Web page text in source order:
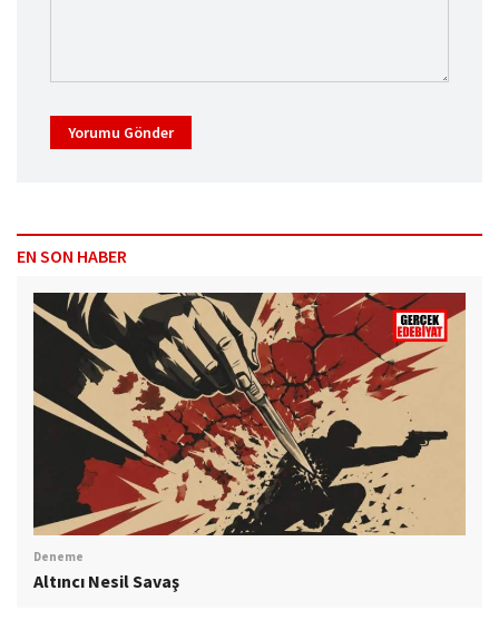
Yorumu Gönder
EN SON HABER
Deneme
Altıncı Nesil Savaş